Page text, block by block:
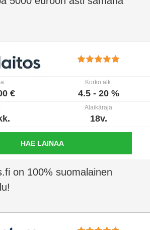
€
Korko alk.
4.5 - 20 %
Alaikäraja
18v.
HAE LAINAA
on 100% suomalainen